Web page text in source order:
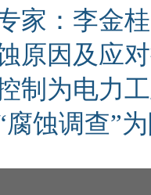
家：李金桂
原因及应
制为电力
蚀调查”